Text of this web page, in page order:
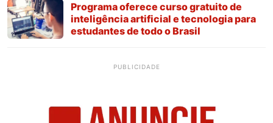
Programa oferece curso gratuito de
inteligência artificial e tecnologia para
estudantes de todo o Brasil
PUBLICIDADE